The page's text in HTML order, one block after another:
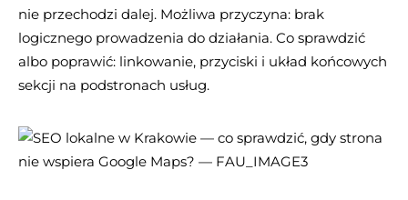
nie przechodzi dalej. Możliwa przyczyna: brak
logicznego prowadzenia do działania. Co sprawdzić
albo poprawić: linkowanie, przyciski i układ końcowych
sekcji na podstronach usług.